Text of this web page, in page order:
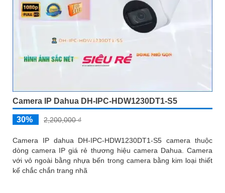
Camera IP Dahua DH-IPC-HDW1230DT1-S5
30% 2,200,000 ₫
Camera IP dahua DH-IPC-HDW1230DT1-S5 camera thuộc
dòng camera IP giá rẻ thương hiệu camera Dahua. Camera
với vỏ ngoài bằng nhựa bến trong camera bằng kim loại thiết
kế chắc chắn trang nhã